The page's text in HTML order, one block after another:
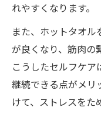
れやすくなります。
また、ホットタオ
が良くなり、筋肉の
こうしたセルフケア
継続できる点がメリ
けて、ストレスをた